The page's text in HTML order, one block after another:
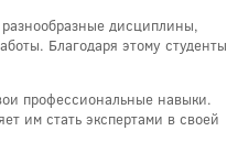
дисциплины,
Благодаря этому студенты
профессиональные навыки.
им стать экспертами в своей